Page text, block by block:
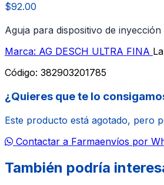
$92.00
Aguja para dispositivo de
Marca: AG DESCH ULTRA FINA
Código: 382903201785
¿Quieres que te lo
Este producto está agotado, pero
Contactar a Farmaenvíos por
También podría